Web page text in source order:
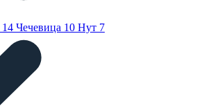
14 Чечевица 10 Нут 7